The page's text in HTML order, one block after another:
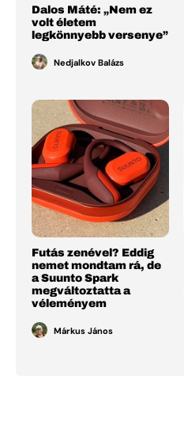
Dalos Máté: „Nem ez
volt életem
legkönnyebb versenye”
Nedjalkov Balázs
Futás zenével? Eddig
nemet mondtam rá, de
a Suunto Spark
megváltoztatta a
véleményem
Márkus János